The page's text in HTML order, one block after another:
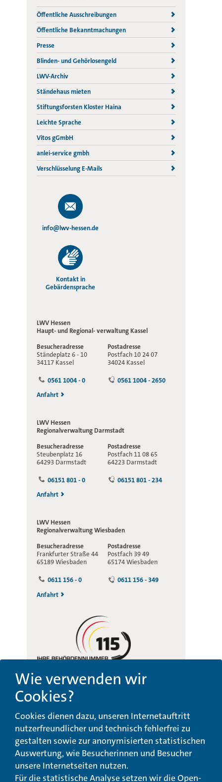
Öffentliche Ausschreibungen
Öffentliche Bekanntmachungen
Presse
Blinden- und Gehörlosengeld
LWV-Archiv
Ständehaus mieten
Stiftungsforsten Kloster Haina
Leichte Sprache
Vitos gGmbH
anlei-service gmbh
Verschlüsselung E-Mails
info@lwv-hessen.de
Kontakt in
Gebärdensprache
LWV Hessen
Haupt- und Regional-verwaltung Kassel
Besucheradresse
Ständeplatz 6 - 10
34117 Kassel
Postadresse
Postfach 10 24 07
34024 Kassel
0561 1004 - 0
0561 1004 - 2650
Anfahrt
LWV Hessen
Regionalverwaltung Darmstadt
Besucheradresse
Steubenplatz 16
64293 Darmstadt
Postadresse
Postfach 11 08 65
64223 Darmstadt
06151 801 - 0
06151 801 - 234
Anfahrt
LWV Hessen
RegionalverwaltungWiesbaden
Besucheradresse
Frankfurter Straße 44
65189 Wiesbaden
Postadresse
Postfach 39 49
65174 Wiesbaden
0611 156 - 0
0611 156 - 349
Anfahrt
Anregungs- und
Qualitätsmanagement
Barrierefreiheit
© Landeswohlfahrtsverband Hessen 2026
Impressum Seitenübersicht Seite drucken
Wie verwenden wir
Cookies?
Cookies dienen dazu, unseren Internetauftritt
nutzerfreundlicher und technisch fehlerfrei zu
gestalten sowie zur anonymisierten statistischen
Auswertung, wie Besucherinnen und Besucher
unsere Internetseiten nutzen.
Für die statistische Analyse setzen wir die Open-